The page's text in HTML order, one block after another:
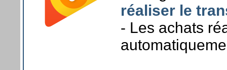
réaliser le
- Les achats